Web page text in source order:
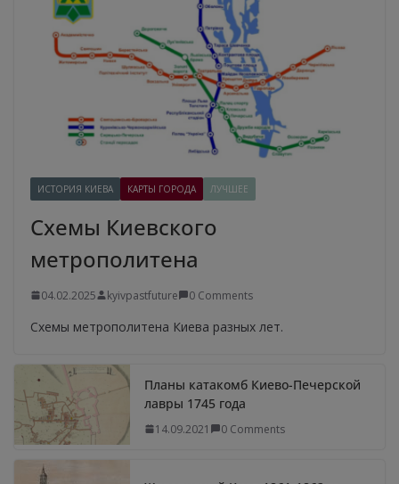
ИСТОРИЯ КИЕВА КАРТЫ ГОРОДА ЛУЧШЕЕ
Схемы Киевского
метрополитена
04.02.2025 kyivpastfuture 0 Comments
Схемы метрополитена Киева разных лет.
Планы катакомб Киево-Печерской
лавры 1745 года
14.09.2021 0 Comments